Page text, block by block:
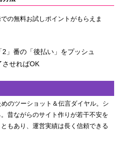
の無料お試しポイントがもらえま
」番の「後払い」をプッシュ
させればOK
のツーショット＆伝言ダイヤル。シ
昔ながらのサイト作りが若干不安を
もあり、運営実績は長く信頼できる